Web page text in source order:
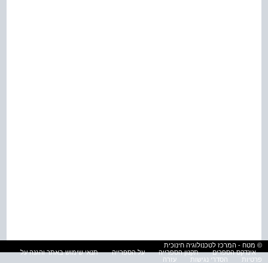
© מטח - המרכז לטכנולוגיה חינוכית
אינדקס הספרים
תקנון הספרייה על הספרייה
תנאי שימוש באתר והגנה על
פרטיות
הסדרי נגישות עזרה